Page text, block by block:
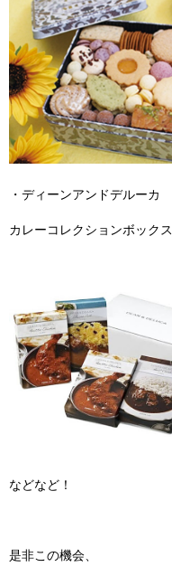
・ディーンアンドデルーカ
カレーコレクションボックス
などなど！
是非この機会、